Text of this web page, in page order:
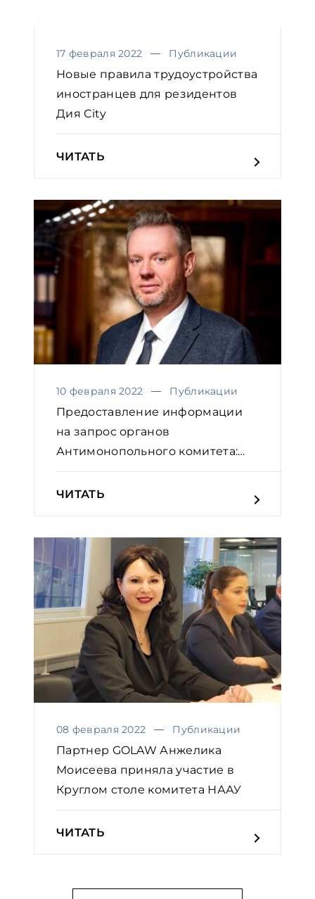
17 февраля 2022 Публикации
Новые правила трудоустройства
иностранцев для резидентов
Дия Сity
ЧИТАТЬ
10 февраля 2022 Публикации
Предоставление информации
на запрос органов
Антимонопольного комитета:
практичес...
ЧИТАТЬ
08 февраля 2022 Публикации
Партнер GOLAW Анжелика
Моисеева приняла участие в
Круглом столе комитета НААУ
ЧИТАТЬ